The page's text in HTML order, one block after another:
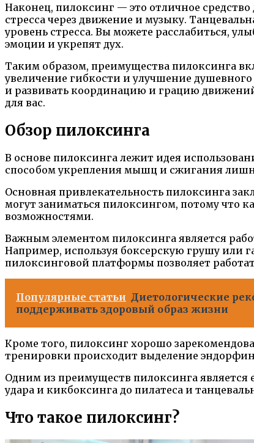
Наконец, пилоксинг — это отличное
стресса через движение и музыку.
уровень стресса. Вы можете расслабиться,
эмоции и укрепят дух.
Таким образом, преимущества пилоксинга
увеличение гибкости и улучшение
и развивать координацию и грацию
для вас.
Обзор пилоксинга
В основе пилоксинга лежит идея
способом укрепления мышц и сжигания
Основная привлекательность пилоксинга
могут заниматься пилоксингом, потому что
возможностями.
Важным элементом пилоксинга является
Например, используя боксерскую грушу или
пилоксинговой платформы позволяет
Популярные статьи Диетологические
поддерживать здоровый образ жизни
Кроме того, пилоксинг хорошо
тренировки происходит выделение
Одним из преимуществ пилоксинга является
удара и кикбоксинга до пилатеса и
Что такое пилоксинг?